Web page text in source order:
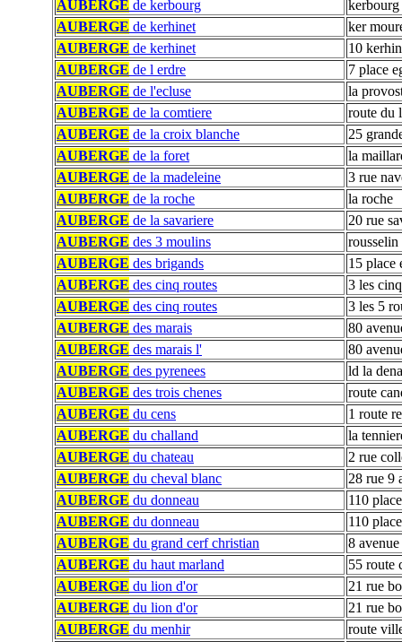
AUBERGE de kerbourg
kerbourg
AUBERGE de kerhinet
ker
AUBERGE de kerhinet
10
AUBERGE de l erdre
7 place
AUBERGE de l'ecluse
la
AUBERGE de la comtiere
route du
AUBERGE de la croix blanche
25
AUBERGE de la foret
la
AUBERGE de la madeleine
3 rue
AUBERGE de la roche
la roche
AUBERGE de la savariere
20 rue
AUBERGE des 3 moulins
rousselin
AUBERGE des brigands
15 place
AUBERGE des cinq routes
3 les
AUBERGE des cinq routes
3 les 5
AUBERGE des marais
80
AUBERGE des marais l'
80
AUBERGE des pyrenees
ld la
AUBERGE des trois chenes
route
AUBERGE du cens
1 route
AUBERGE du challand
la
AUBERGE du chateau
2 rue
AUBERGE du cheval blanc
28 rue 9
AUBERGE du donneau
110
AUBERGE du donneau
110
AUBERGE du grand cerf christian
8
AUBERGE du haut marland
55 route
AUBERGE du lion d'or
21 rue
AUBERGE du lion d'or
21 rue
AUBERGE du menhir
route